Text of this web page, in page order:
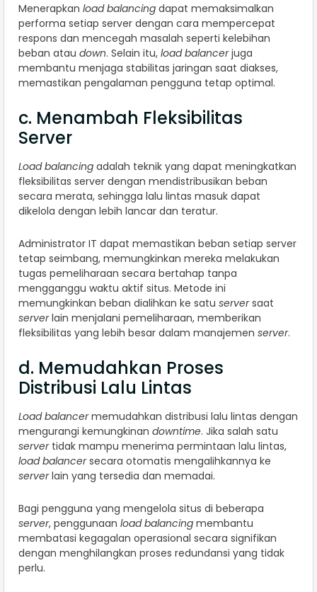
Menerapkan load balancing dapat memaksimalkan
performa setiap server dengan cara mempercepat
respons dan mencegah masalah seperti kelebihan
beban atau down. Selain itu, load balancerjuga
membantu menjaga stabilitas jaringan saat diakses,
memastikan pengalaman pengguna tetap optimal.
c. Menambah Fleksibilitas
Server
Load balancing adalah teknik yang dapat meningkatkan
fleksibilitas server dengan mendistribusikan beban
secara merata, sehingga lalu lintas masuk dapat
dikelola dengan lebih lancar dan teratur.
Administrator IT dapat memastikan beban setiap server
tetap seimbang, memungkinkan mereka melakukan
tugas pemeliharaan secara bertahap tanpa
mengganggu waktu aktif situs. Metode ini
memungkinkan beban dialihkan ke satu serversaat
serverlain menjalani pemeliharaan, memberikan
fleksibilitas yang lebih besar dalam manajemen server.
d. Memudahkan Proses
Distribusi Lalu Lintas
Load balancermemudahkan distribusi lalu lintas dengan
mengurangi kemungkinan downtime. Jika salah satu
servertidak mampu menerima permintaan lalu lintas,
load balancersecara otomatis mengalihkannya ke
serverlain yang tersedia dan memadai.
Bagi pengguna yang mengelola situs di beberapa
server, penggunaan load balancing membantu
membatasi kegagalan operasional secara signifikan
dengan menghilangkan proses redundansi yang tidak
perlu.